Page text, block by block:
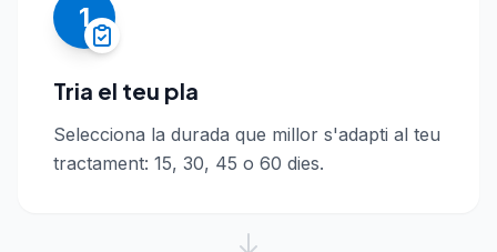
1
Tria el teu pla
Selecciona la durada que millor s'adapti al teu
tractament: 15, 30, 45 o 60 dies.